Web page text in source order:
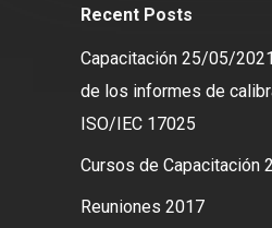
Recent Posts
Capacitación 25/05/
de los informes de
ISO/IEC 17025
Cursos de Capacitación
Reuniones 2017